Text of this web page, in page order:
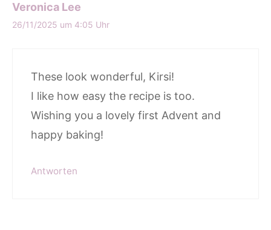
Veronica Lee
26/11/2025 um 4:05 Uhr
These look wonderful, Kirsi!
I like how easy the recipe is too.
Wishing you a lovely first Advent and
happy baking!
Antworten